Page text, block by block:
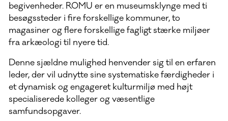
begivenheder. ROMU er en museumsklynge med ti
besøgssteder i fire forskellige kommuner, to
magasiner og flere forskellige fagligt stærke miljøer
fra arkæologi til nyere tid.
Denne sjældne mulighed henvender sig til en erfaren
leder, der vil udnytte sine systematiske færdigheder i
et dynamisk og engageret kulturmiljø med højt
specialiserede kolleger og væsentlige
samfundsopgaver.